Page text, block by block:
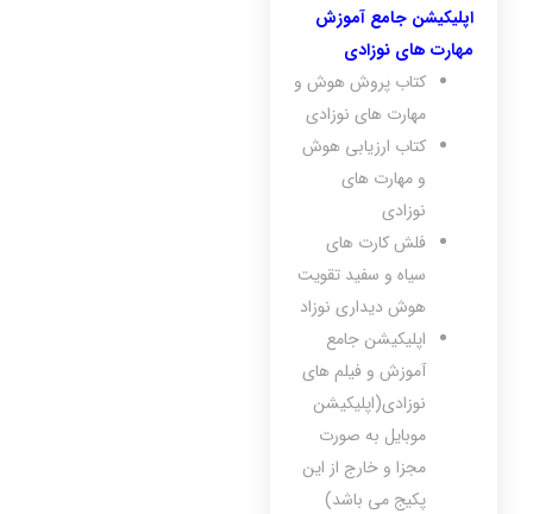
اپلیکیشن جامع آموزش
مهارت های نوزادی
کتاب پروش هوش و
مهارت های نوزادی
کتاب ارزیابی هوش
و مهارت های
نوزادی
فلش کارت های
سیاه و سفید تقویت
هوش دیداری نوزاد
اپلیکیشن جامع
آموزش و فیلم های
نوزادی(اپلیکیشن
موبایل به صورت
مجزا و خارج از این
پکیج می باشد)